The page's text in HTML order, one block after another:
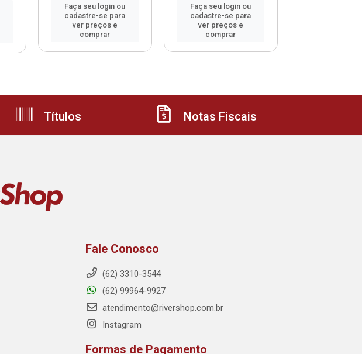
Faça seu login ou
cadastre-se para
ver preços e
comprar
Faça seu login ou
cadastre-se para
ver preços e
comprar
Títulos Notas Fiscais
Fale Conosco
(62) 3310-3544
(62) 99964-9927
atendimento@rivershop.com.br
Instagram
Formas de Pagamento